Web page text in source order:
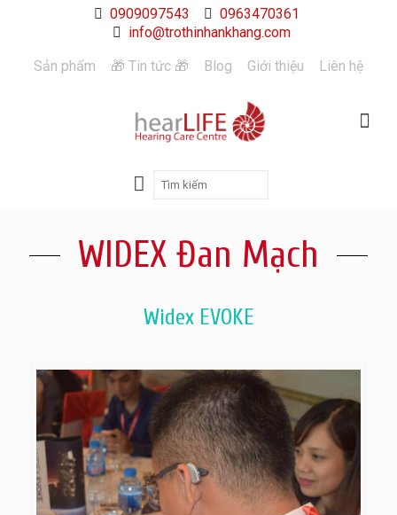
0909097543
0963470361
info@trothinhankhang.com
Sản phẩm
🎁 Tin tức 🎁 Blog Giới thiệu Liên hệ
WIDEX Đan Mạch
Widex EVOKE